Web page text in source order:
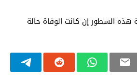
السطور إن كانت الوفاة حالة